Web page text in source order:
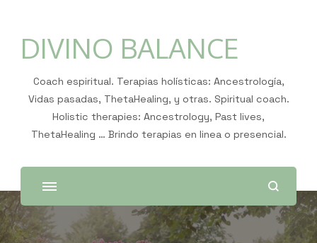
DIVINO BALANCE
Coach espiritual. Terapias holísticas: Ancestrología,
Vidas pasadas, ThetaHealing, y otras. Spiritual coach.
Holistic therapies: Ancestrology, Past lives,
ThetaHealing … Brindo terapias en linea o presencial.